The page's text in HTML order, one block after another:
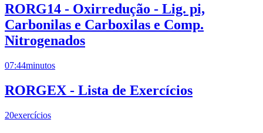
RORG14 - Oxirredução - Lig. pi,
Carbonilas e Carboxilas e Comp.
Nitrogenados
07:44minutos
RORGEX - Lista de Exercícios
20exercícios